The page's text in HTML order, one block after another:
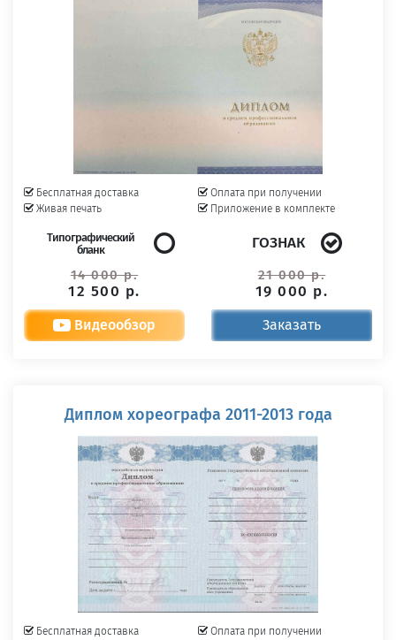
Бесплатная доставка
Живая печать
Оплата при получении
Приложение в комплекте
Типографический
бланк
14 000 р.
12 500 р.
ГОЗНАК
21 000 р.
19 000 р.
Видеообзор Заказать
Диплом хореографа 2011-2013 года
Бесплатная доставка
Оплата при получении